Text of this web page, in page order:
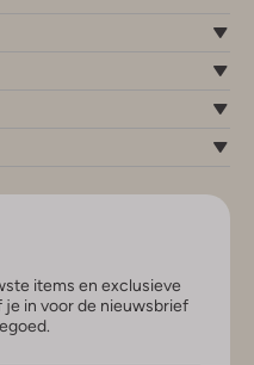
items en exclusieve
je in voor de nieuwsbrief